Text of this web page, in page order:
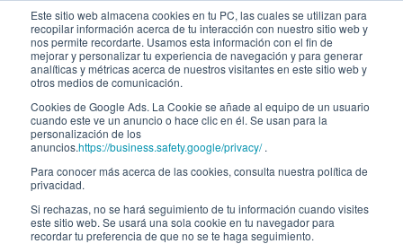
Este sitio web almacena cookies en tu PC, las cuales se utilizan para
recopilar información acerca de tu interacción con nuestro sitio web y
nos permite recordarte. Usamos esta información con el fin de
mejorar y personalizar tu experiencia de navegación y para generar
analíticas y métricas acerca de nuestros visitantes en este sitio web y
otros medios de comunicación.
Cookies de Google Ads. La Cookie se añade al equipo de un usuario
cuando este ve un anuncio o hace clic en él. Se usan para la
personalización de los
anuncios.https://business.safety.google/privacy/.
Para conocer más acerca de las cookies, consulta nuestra política de
privacidad.
Si rechazas, no se hará seguimiento de tu información cuando visites
este sitio web. Se usará una sola cookie en tu navegador para
recordar tu preferencia de que no se te haga seguimiento.
Afi Global Education
Sobre nosotros
RSC